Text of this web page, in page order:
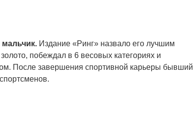
Издание «Ринг» назвало его лучшим
побеждал в 6 весовых категориях и
После завершения спортивной карьеры бывший